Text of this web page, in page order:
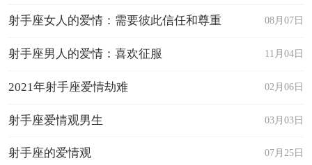
08月07日
射手座女人的爱情：需要彼此信任和尊重
11月04日
射手座男人的爱情：喜欢征服
02月06日
2021年射手座爱情劫难
03月03日
射手座爱情观男生
07月25日
射手座的爱情观